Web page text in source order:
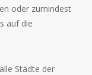
oder zumindest
auf die
Städte der